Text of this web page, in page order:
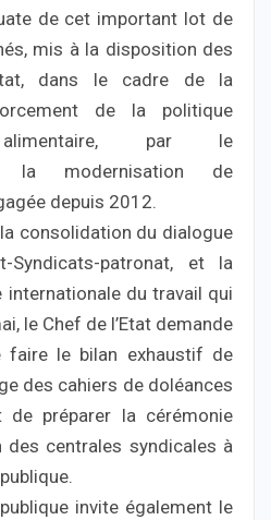
de cet important lot de
mis à la disposition des
dans le cadre de la
de la politique
alimentaire, par le
la modernisation de
depuis 2012.
consolidation du dialogue
Syndicats-patronat, et la
internationale du travail qui
le Chef de l’Etat demande
faire le bilan exhaustif de
des cahiers de doléances
préparer la cérémonie
centrales syndicales à
invite également le